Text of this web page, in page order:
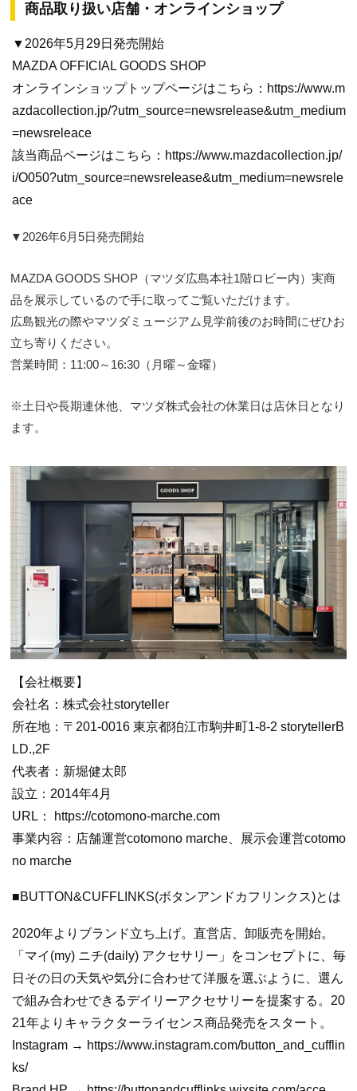
商品取り扱い店舗・オンラインショップ
▼2026年5月29日発売開始
MAZDA OFFICIAL GOODS SHOP
オンラインショップトップページはこちら：https://www.m
azdacollection.jp/?utm_source=newsrelease&utm_medium
=newsreleace
該当商品ページはこちら：https://www.mazdacollection.jp/
i/O050?utm_source=newsrelease&utm_medium=newsrele
ace
▼2026年6月5日発売開始
MAZDA GOODS SHOP（マツダ広島本社1階ロビー内）実商
品を展示しているので手に取ってご覧いただけます。
広島観光の際やマツダミュージアム見学前後のお時間にぜひお
立ち寄りください。
営業時間：11:00～16:30（月曜～金曜）
※土日や長期連休他、マツダ株式会社の休業日は店休日となり
ます。
【会社概要】
会社名：株式会社storyteller
所在地：〒201-0016 東京都狛江市駒井町1-8-2 storytellerB
LD.,2F
代表者：新堀健太郎
設立：2014年4月
URL： https://cotomono-marche.com
事業内容：店舗運営cotomono marche、展示会運営cotomo
no marche
■BUTTON&CUFFLINKS(ボタンアンドカフリンクス)とは
2020年よりブランド立ち上げ。直営店、卸販売を開始。
「マイ(my) ニチ(daily) アクセサリー」をコンセプトに、毎
日その日の天気や気分に合わせて洋服を選ぶように、選ん
で組み合わせできるデイリーアクセサリーを提案する。20
21年よりキャラクターライセンス商品発売をスタート。
Instagram → https://www.instagram.com/button_and_cufflin
ks/